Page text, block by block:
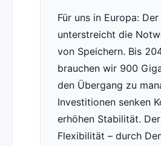
Für uns in Europa: Der
unterstreicht die
von Speichern. Bis
brauchen wir 900
den Übergang zu
Investitionen senken
erhöhen Stabilität.
Flexibilität – durch